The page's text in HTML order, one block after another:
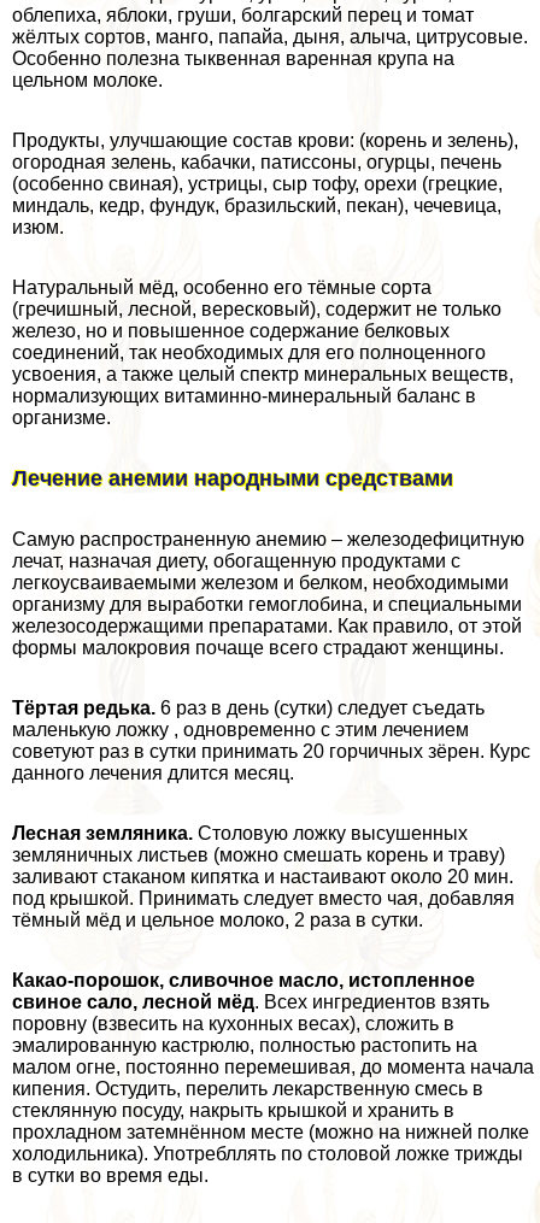
облепиха, яблоки, груши, болгарский перец и томат
жёлтых сортов, манго, папайа, дыня, алыча, цитрусовые.
Особенно полезна тыквенная варенная крупа на
цельном молоке.
Продукты, улучшающие состав крови: (корень и зелень),
огородная зелень, кабачки, патиссоны, огурцы, печень
(особенно свиная), устрицы, сыр тофу, орехи (грецкие,
миндаль, кедр, фундук, бразильский, пекан), чечевица,
изюм.
Натуральный мёд, особенно его тёмные сорта
(гречишный, лесной, вересковый), содержит не только
железо, но и повышенное содержание белковых
соединений, так необходимых для его полноценного
усвоения, а также целый спектр минеральных веществ,
нормализующих витаминно-минеральный баланс в
организме.
Лечение анемии народными средствами
Самую распространенную анемию – железодефицитную
лечат, назначая диету, обогащенную продуктами с
легкоусваиваемыми железом и белком, необходимыми
организму для выработки гемоглобина, и специальными
железосодержащими препаратами. Как правило, от этой
формы малокровия почаще всего страдают женщины.
Тёртая редька. 6 раз в день (сутки) следует съедать
маленькую ложку , одновременно с этим лечением
советуют раз в сутки принимать 20 горчичных зёрен. Курс
данного лечения длится месяц.
Лесная земляника. Столовую ложку высушенных
земляничных листьев (можно смешать корень и траву)
заливают стаканом кипятка и настаивают около 20 мин.
под крышкой. Принимать следует вместо чая, добавляя
тёмный мёд и цельное молоко, 2 раза в сутки.
Какао-порошок, сливочное масло, истопленное
свиное сало, лесной мёд. Всех ингредиентов взять
поровну (взвесить на кухонных весах), сложить в
эмалированную кастрюлю, полностью растопить на
малом огне, постоянно перемешивая, до момента начала
кипения. Остудить, перелить лекарственную смесь в
стеклянную посуду, накрыть крышкой и хранить в
прохладном затемнённом месте (можно на нижней полке
холодильника). Употрeбллять по столовой ложке трижды
в сутки во время еды.